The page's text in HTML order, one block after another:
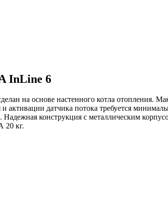
InLine 6
на основе настенного котла отопления.
активации датчика потока требуется
конструкция с металлическим
20 кг.